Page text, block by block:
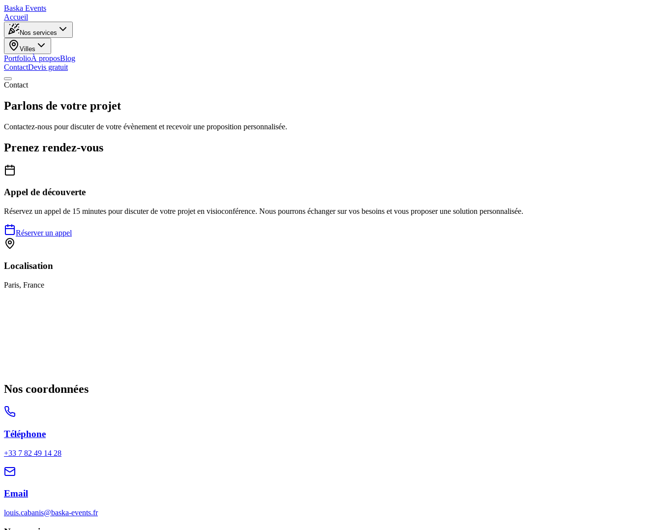
Baska Events
Accueil
Nos services
Villes
PortfolioÀ proposBlog
ContactDevis gratuit
Contact
Parlons de votre projet
Contactez-nous pour discuter de votre évènement et recevoir une proposition personnalisée.
Prenez rendez-vous
Appel de découverte
Réservez un appel de 15 minutes pour discuter de votre projet en visioconférence. Nous pourrons échanger sur vos besoins et vous proposer une solution personnalisée.
Réserver un appel
Localisation
Paris, France
Nos coordonnées
Téléphone
+33 7 82 49 14 28
Email
louis.cabanis@baska-events.fr